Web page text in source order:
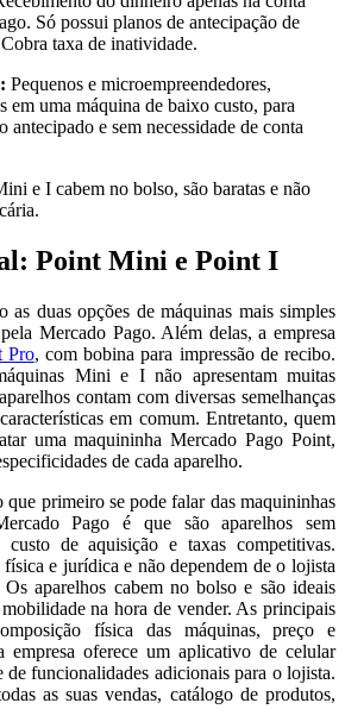
Só possui planos de antecipação de
taxa de inatividade.
Pequenos e microempreendedores,
em uma máquina de baixo custo, para
antecipado e sem necessidade de conta
e I cabem no bolso, são baratas e não
Point Mini e Point I
duas opções de máquinas mais simples
Mercado Pago. Além delas, a empresa
Pro, com bobina para impressão de recibo.
Mini e I não apresentam muitas
contam com diversas semelhanças
em comum. Entretanto, quem
uma maquininha Mercado Pago Point,
de cada aparelho.
primeiro se pode falar das maquininhas
Pago é que são aparelhos sem
custo de aquisição e taxas competitivas.
física e jurídica e não dependem de o lojista
aparelhos cabem no bolso e são ideais
na hora de vender. As principais
física das máquinas, preço e
empresa oferece um aplicativo de celular
de funcionalidades adicionais para o lojista.
as suas vendas, catálogo de produtos,